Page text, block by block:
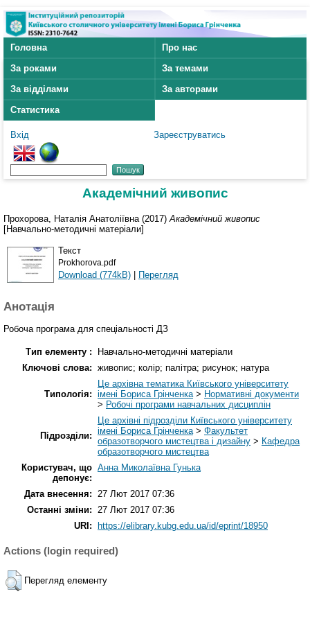
Головна
Про нас
За роками
За темами
За відділами
За авторами
Статистика
Вхід Зареєструватись
Академічний живопис
Прохорова, Наталія Анатоліївна (2017) Академічний живопис
[Навчально-методичні матеріали]
Текст
Prokhorova.pdf
Download (774kB) | Перегляд
Анотація
Робоча програма для спеціальності ДЗ
Тип елементу :
Навчально-методичні матеріали
Ключові слова: живопис; колір; палітра; рисунок; натура
Типологія:
Це архівна тематика Київського університету
імені Бориса Грінченка> Нормативні документи
> Робочі програми навчальних дисциплін
Підрозділи:
Це архівні підрозділи Київського університету
імені Бориса Грінченка> Факультет
образотворчого мистецтва і дизайну > Кафедра
образотворчого мистецтва
Користувач, що
депонує:
Анна Миколаївна Гунька
Дата внесення: 27 Лют 2017 07:36
Останні зміни: 27 Лют 2017 07:36
URI:
https://elibrary.kubg.edu.ua/id/eprint/18950
Actions (login required)
Перегляд елементу